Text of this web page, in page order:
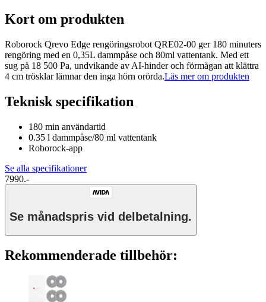
Kort om produkten
Roborock Qrevo Edge rengöringsrobot QRE02-00 ger 180 minuters
rengöring med en 0,35L dammpåse och 80ml vattentank. Med ett
sug på 18 500 Pa, undvikande av AI-hinder och förmågan att klättra
4 cm trösklar lämnar den inga hörn orörda.Läs mer om produkten
Teknisk specifikation
180 min användartid
0.35 l dammpåse/80 ml vattentank
Roborock-app
Se alla specifikationer
7990.-
Se månadspris vid delbetalning.
Rekommenderade tillbehör: